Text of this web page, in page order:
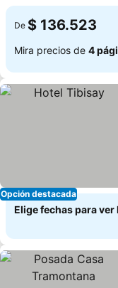
De $ 136.523
Mira precios de 4
Opción destacada
Elige fechas para